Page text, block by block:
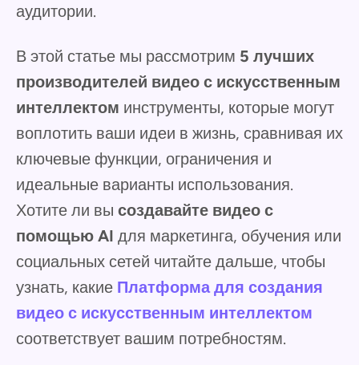
аудитории.
В этой статье мы рассмотрим 5 лучших
производителей видео с искусственным
интеллектом инструменты, которые могут
воплотить ваши идеи в жизнь, сравнивая их
ключевые функции, ограничения и
идеальные варианты использования.
Хотите ли вы создавайте видео с
помощью AI для маркетинга, обучения или
социальных сетей читайте дальше, чтобы
узнать, какие Платформа для создания
видео с искусственным интеллектом
соответствует вашим потребностям.